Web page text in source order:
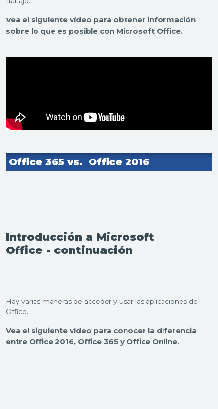
Vea el siguiente vídeo para obtener información
sobre lo que es posible con Microsoft Office.
Office 365 vs. Office 2016
Introducción a Microsoft
Office - continuación
Hay varias maneras de acceder y usar las aplicaciones de
Office.
Vea el siguiente vídeo para conocer la diferencia
entre Office 2016, Office 365 y Office Online.